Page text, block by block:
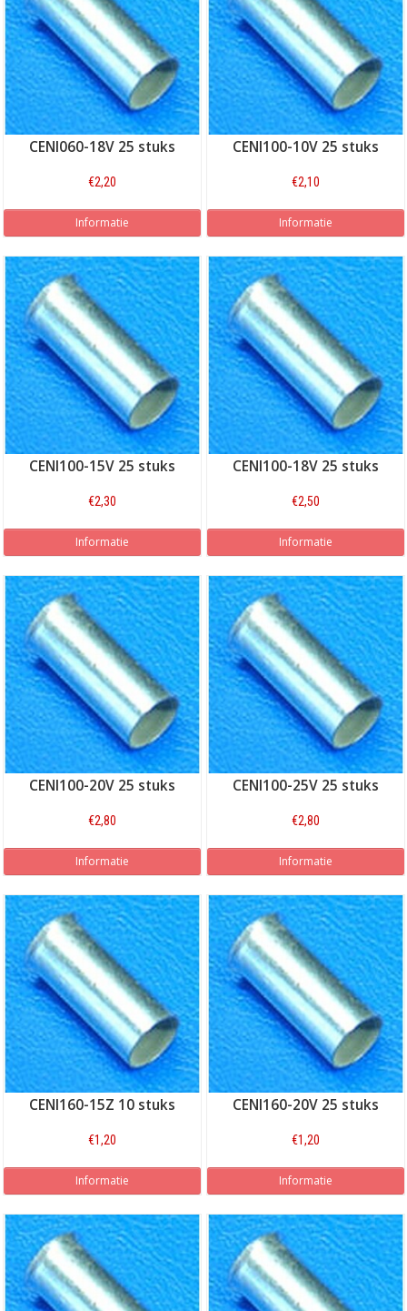
CENI060-18V 25 stuks
€2,20
Informatie
CENI100-10V 25 stuks
€2,10
Informatie
CENI100-15V 25 stuks
€2,30
Informatie
CENI100-18V 25 stuks
€2,50
Informatie
CENI100-20V 25 stuks
€2,80
Informatie
CENI100-25V 25 stuks
€2,80
Informatie
CENI160-15Z 10 stuks
€1,20
Informatie
CENI160-20V 25 stuks
€1,20
Informatie